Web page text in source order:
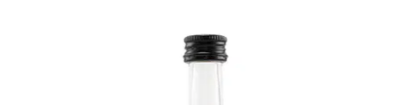
Bildergalerie überspringen